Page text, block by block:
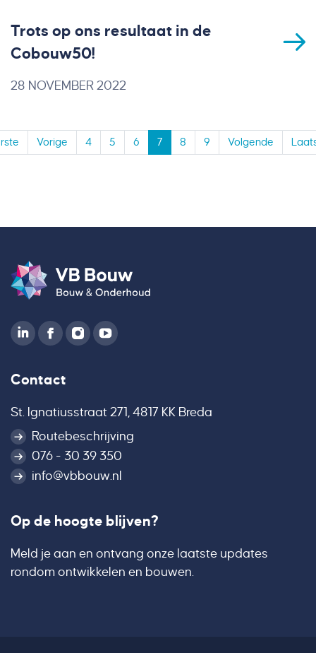
Trots op ons resultaat in de
Cobouw50!
28 NOVEMBER 2022
Vorige 4 5 6 7 8 9 Volgende
Contact
St. Ignatiusstraat 271, 4817 KK Breda
Routebeschrijving
076 - 30 39 350
info@vbbouw.nl
Op de hoogte blijven?
Meld je aan en ontvang onze laatste updates
rondom ontwikkelen en bouwen.